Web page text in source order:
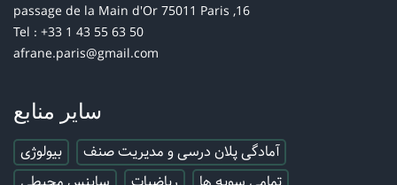
16, passage de la Main d'Or 75011 Paris
Tel : +33 1 43 55 63 50
afrane.paris@gmail.com
سایر منابع
آمادگی پلان درسی و مدیریت صنف
بیولوژی